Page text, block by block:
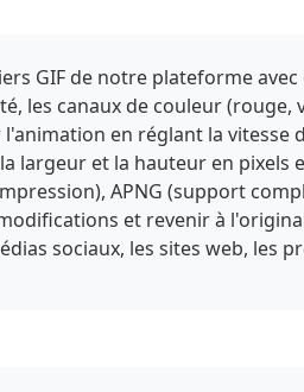
GIF de notre plateforme
les canaux de couleur
en réglant la vitesse
largeur et la hauteur en
APNG (support
et revenir à
sociaux, les sites web, les